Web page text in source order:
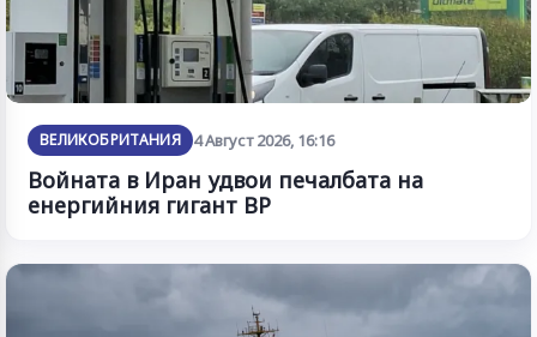
ВЕЛИКОБРИТАНИЯ 4 Август 2026, 16:16
Войната в Иран удвои печалбата на
енергийния гигант BP